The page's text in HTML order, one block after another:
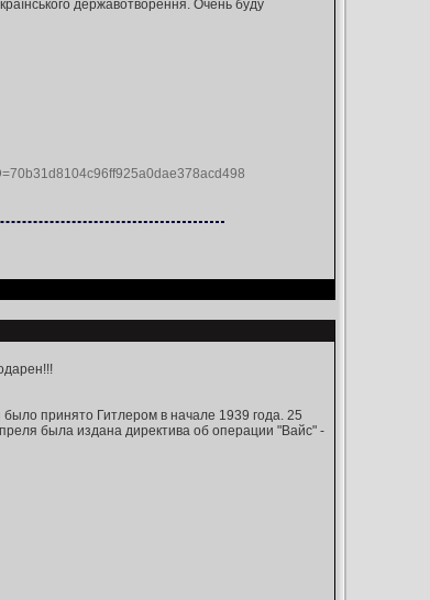
державотворення. Очень буду
принято Гитлером в начале 1939 года. 25
была издана директива об операции "Вайс" -